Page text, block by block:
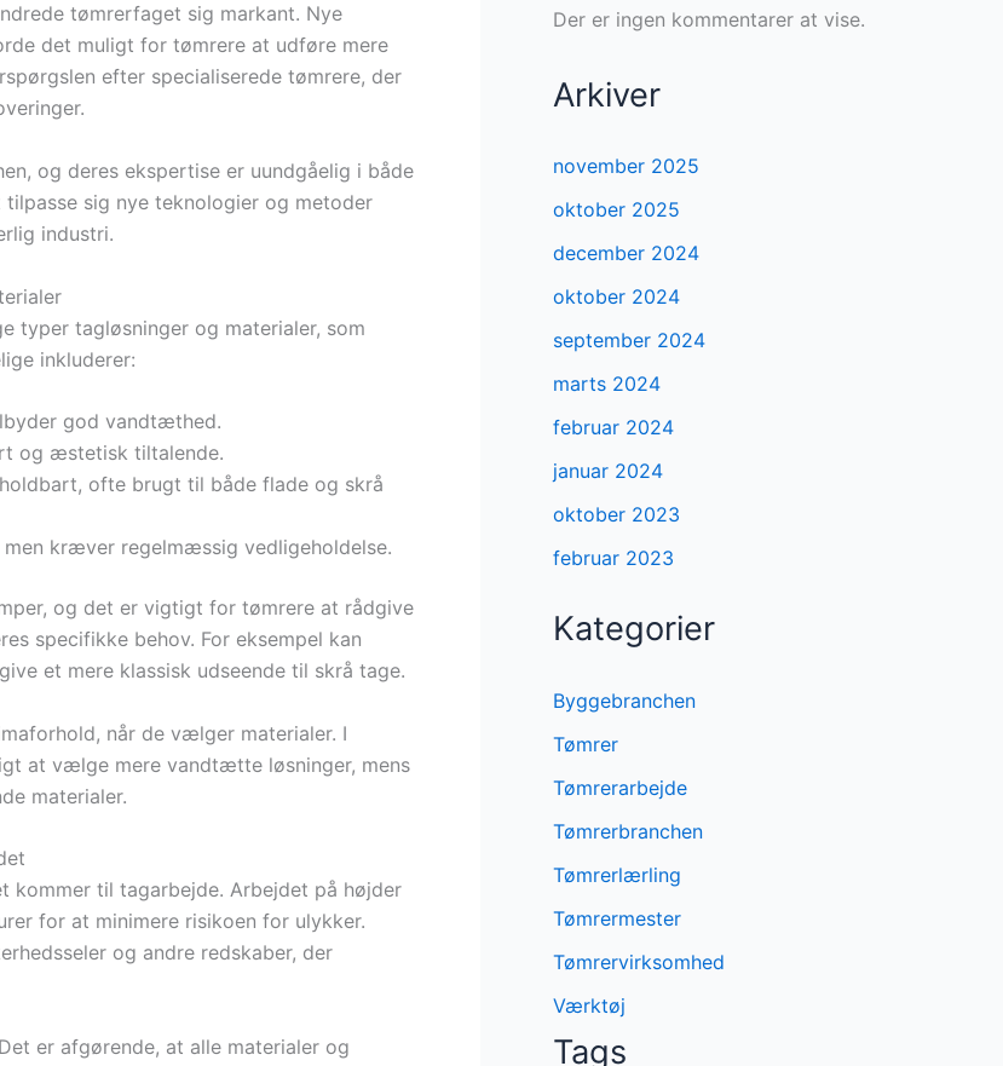
tømrerfaget sig markant. Nye
det muligt for tømrere at udføre mere
efter specialiserede tømrere, der
og deres ekspertise er uundgåelig i både
sig nye teknologier og metoder
industri.
typer tagløsninger og materialer, som
inkluderer:
god vandtæthed.
og æstetisk tiltalende.
ofte brugt til både flade og skrå
kræver regelmæssig vedligeholdelse.
og det er vigtigt for tømrere at rådgive
specifikke behov. For eksempel kan
et mere klassisk udseende til skrå tage.
når de vælger materialer. I
at vælge mere vandtætte løsninger, mens
materialer.
til tagarbejde. Arbejdet på højder
for at minimere risikoen for ulykker.
og andre redskaber, der
er afgørende, at alle materialer og
Der er ingen kommentarer at vise.
Arkiver
november 2025
oktober 2025
december 2024
oktober 2024
september 2024
marts 2024
februar 2024
januar 2024
oktober 2023
februar 2023
Kategorier
Byggebranchen
Tømrer
Tømrerarbejde
Tømrerbranchen
Tømrerlærling
Tømrermester
Tømrervirksomhed
Værktøj
Tags